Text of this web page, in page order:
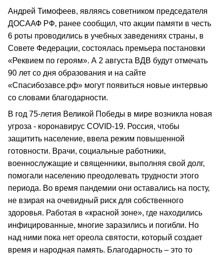
Андрей Тимофеев, являясь советником председателя
ДОСААФ РФ, ранее сообщил, что акции памяти в честь
6 роты проводились в учебных заведениях страны, в
Совете Федерации, состоялась премьера постановки
«Реквием по героям». А 2 августа ВДВ будут отмечать
90 лет со дня образования и на сайте
«Спасибозавсе.рф» могут появиться новые интервью
со словами благодарности.
В год 75-летия Великой Победы в мире возникла новая
угроза - коронавирус COVID-19. Россия, чтобы
защитить население, ввела режим повышенной
готовности. Врачи, социальные работники,
военнослужащие и священники, выполняя свой долг,
помогали населению преодолевать трудности этого
периода. Во время пандемии они оставались на посту,
не взирая на очевидный риск для собственного
здоровья. Работая в «красной зоне», где находились
инфицированные, многие заразились и погибли. Но
над ними пока нет ореола святости, который создает
время и народная память. Благодарность – это то